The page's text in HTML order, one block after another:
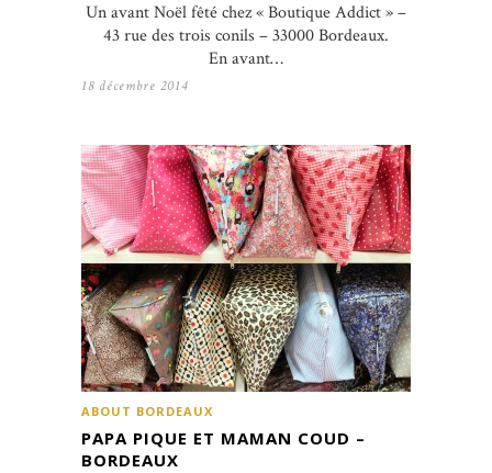
Un avant Noël fêté chez « Boutique Addict » –
43 rue des trois conils – 33000 Bordeaux.
En avant…
18 décembre 2014
ABOUT BORDEAUX
PAPA PIQUE ET MAMAN COUD –
BORDEAUX